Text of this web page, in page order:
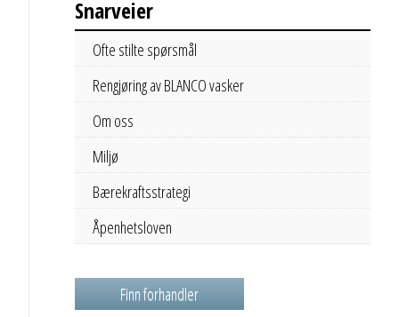
Snarveier
Ofte stilte spørsmål
Rengjøring av BLANCO vasker
Om oss
Miljø
Bærekraftsstrategi
Åpenhetsloven
Finn forhandler